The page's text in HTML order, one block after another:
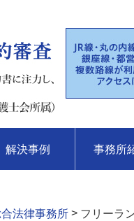
解決事例 事務所
法律事務所 > フリーラ